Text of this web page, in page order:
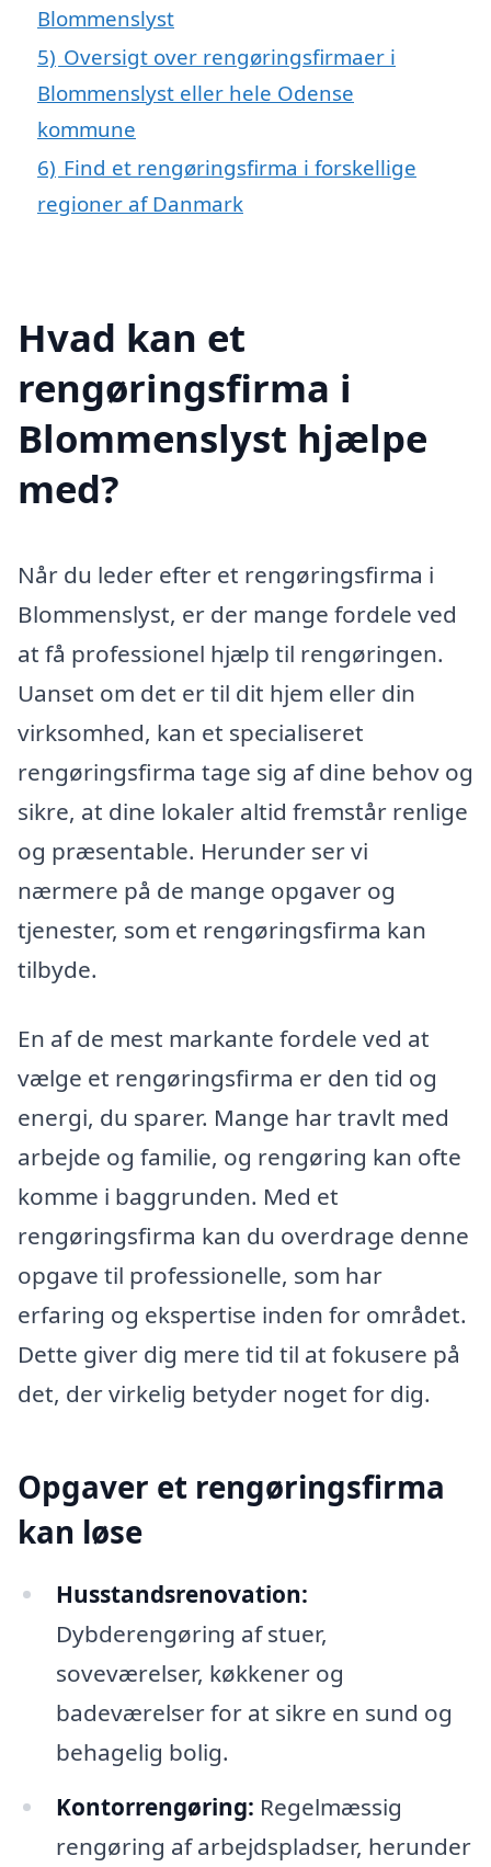
Blommenslyst
5) Oversigt over rengøringsfirmaer i
Blommenslyst eller hele Odense
kommune
6) Find et rengøringsfirma i forskellige
regioner af Danmark
Hvad kan et
rengøringsfirma i
Blommenslyst hjælpe
med?
Når du leder efter et rengøringsfirma i
Blommenslyst, er der mange fordele ved
at få professionel hjælp til rengøringen.
Uanset om det er til dit hjem eller din
virksomhed, kan et specialiseret
rengøringsfirma tage sig af dine behov og
sikre, at dine lokaler altid fremstår renlige
og præsentable. Herunder ser vi
nærmere på de mange opgaver og
tjenester, som et rengøringsfirma kan
tilbyde.
En af de mest markante fordele ved at
vælge et rengøringsfirma er den tid og
energi, du sparer. Mange har travlt med
arbejde og familie, og rengøring kan ofte
komme i baggrunden. Med et
rengøringsfirma kan du overdrage denne
opgave til professionelle, som har
erfaring og ekspertise inden for området.
Dette giver dig mere tid til at fokusere på
det, der virkelig betyder noget for dig.
Opgaver et rengøringsfirma
kan løse
Husstandsrenovation:
Dybderengøring af stuer,
soveværelser, køkkener og
badeværelser for at sikre en sund og
behagelig bolig.
Kontorrengøring: Regelmæssig
rengøring af arbejdspladser, herunder